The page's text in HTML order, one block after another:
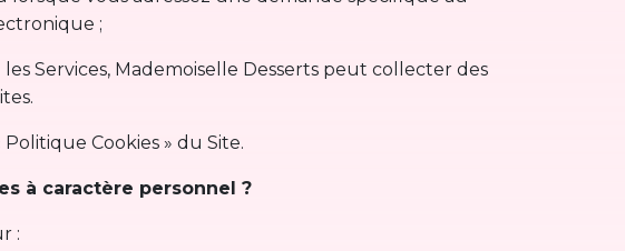
;
Services, Mademoiselle Desserts peut collecter des
Cookies » du Site.
à caractère personnel ?
: